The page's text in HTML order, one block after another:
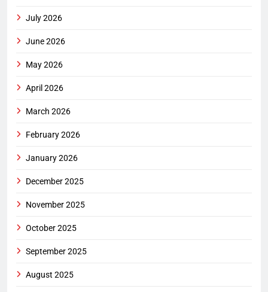
July 2026
June 2026
May 2026
April 2026
March 2026
February 2026
January 2026
December 2025
November 2025
October 2025
September 2025
August 2025